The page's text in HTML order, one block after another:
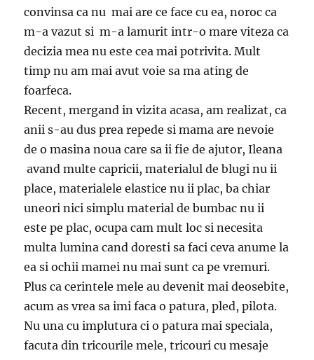
convinsa ca nu mai are ce face cu ea, noroc ca
m-a vazut si m-a lamurit intr-o mare viteza ca
decizia mea nu este cea mai potrivita. Mult
timp nu am mai avut voie sa ma ating de
foarfeca.
Recent, mergand in vizita acasa, am realizat, ca
anii s-au dus prea repede si mama are nevoie
de o masina noua care sa ii fie de ajutor, Ileana
avand multe capricii, materialul de blugi nu ii
place, materialele elastice nu ii plac, ba chiar
uneori nici simplu material de bumbac nu ii
este pe plac, ocupa cam mult loc si necesita
multa lumina cand doresti sa faci ceva anume la
ea si ochii mamei nu mai sunt ca pe vremuri.
Plus ca cerintele mele au devenit mai deosebite,
acum as vrea sa imi faca o patura, pled, pilota.
Nu una cu implutura ci o patura mai speciala,
facuta din tricourile mele, tricouri cu mesaje